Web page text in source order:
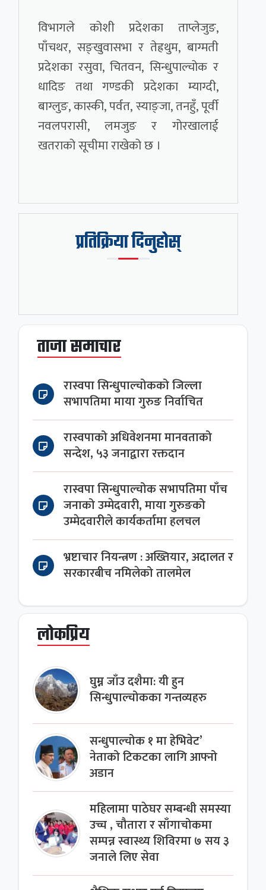
विभागले कोशी प्रदेशका ताप्लेजुङ,
पाँचथर, सङ्खुवासभा र तेह्रथुम, बाग्मती
प्रदेशका रसुवा, चितवन, सिन्धुपाल्चोक र
धादिङ तथा गण्डकी प्रदेशका म्याग्दी,
बाग्लुङ, कास्की, पर्वत, स्याङ्जा, तनहुँ, पूर्वी
नवलपरासी, लमजुङ र गोरखालाई
खतराको सूचीमा राखेको छ ।
प्रतिक्रिया दिनुहोस्
ताजा समाचार
रास्वपा सिन्धुपाल्चोकको जिल्ला
सभापतिमा माया गुरुङ निर्वाचित
रास्वपाको अधिवेशनमा मानवताको
सन्देश, ५३ जनाद्वारा रक्तदान
रास्वपा सिन्धुपाल्चोक सभापतिमा पाँच
जनाको उम्मेदवारी, माया गुरुङको
उम्मेदवारीले कार्यकर्तामा हलचल
भ्रष्टाचार नियन्त्रण : अख्तियार, अदालत र
सरकारबीच नमिलेको तालमेल
लोकप्रिय
घुम्न जाँउ दशैमा: यी हुन
सिन्धुपाल्चोकका गन्तव्यहरु
सन्धुपाल्चोक १ मा हेभिवेट’
नेताको टिकटका लागि आफ्नो
अडान
महिलामा पाठेघर सम्बन्धी समस्या
उच्च , चौतारा र साँगाचोकमा
सम्पन्न स्वास्थ्य शिविरमा ७ सय ३
जनाले लिए सेवा